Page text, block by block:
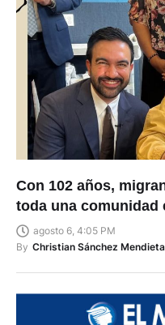
Con 102 años,
toda una comunidad
agosto 6, 4:05 PM
By Christian Sánchez Mendieta